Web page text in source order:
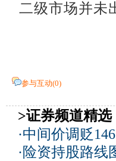
二级市场并未
参与互动(0)
>证券频道精选
·中间价调贬
· 险资持股路线